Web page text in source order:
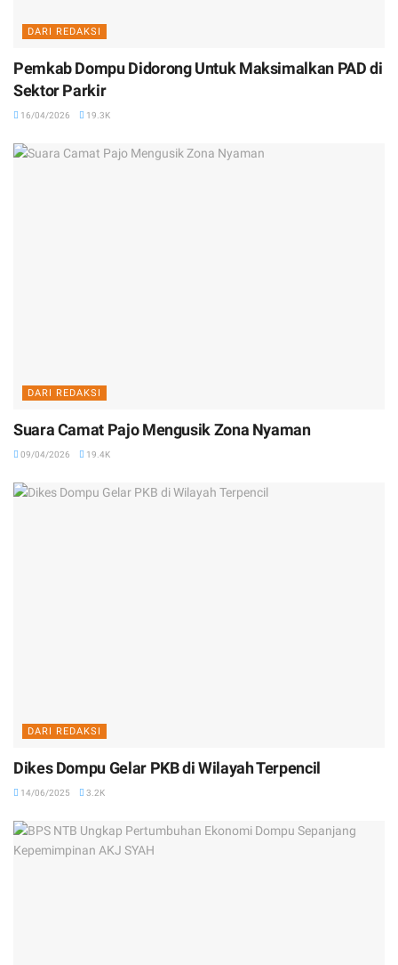
DARI REDAKSI
Pemkab Dompu Didorong Untuk Maksimalkan PAD di
Sektor Parkir
16/04/2026 19.3K
DARI REDAKSI
Suara Camat Pajo Mengusik Zona Nyaman
09/04/2026 19.4K
DARI REDAKSI
Dikes Dompu Gelar PKB di Wilayah Terpencil
14/06/2025 3.2K